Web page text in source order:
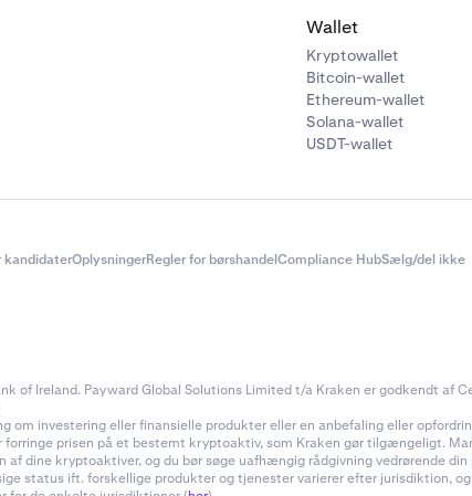
Wallet
Kryptowallet
Bitcoin-wallet
Ethereum-wallet
Solana-wallet
USDT-wallet
kandidaterOplysningerRegler for børshandelCompliance HubSælg/del ikke
of Ireland. Payward Global Solutions Limited t/a Kraken er godkendt af
om investering eller finansielle produkter eller en anbefaling eller
prisen på et bestemt kryptoaktiv, som Kraken gør tilgængeligt.
dine kryptoaktiver, og du bør søge uafhængig rådgivning vedrørende
status ift. forskellige produkter og tjenester varierer efter jurisdiktion,